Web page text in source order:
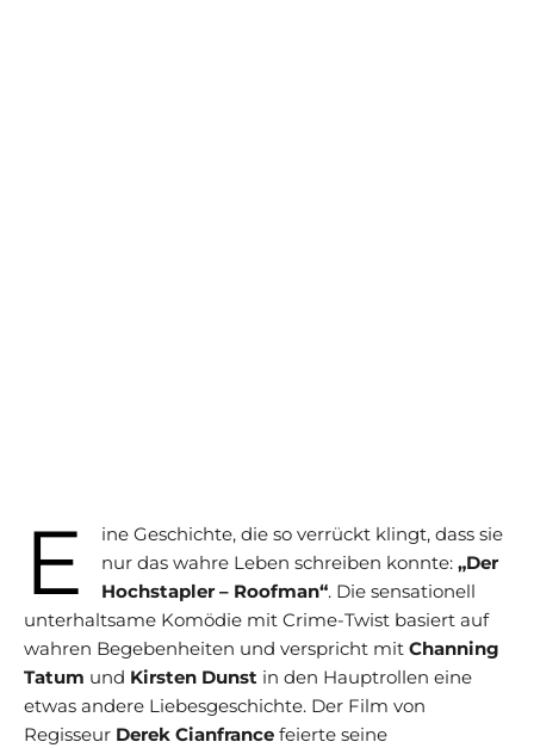
E
ine Geschichte, die so verrückt klingt, dass sie
nur das wahre Leben schreiben konnte: „Der
Hochstapler – Roofman“. Die sensationell
unterhaltsame Komödie mit Crime-Twist basiert auf
wahren Begebenheiten und verspricht mit Channing
Tatum und Kirsten Dunst in den Hauptrollen eine
etwas andere Liebesgeschichte. Der Film von
Regisseur Derek Cianfrance feierte seine